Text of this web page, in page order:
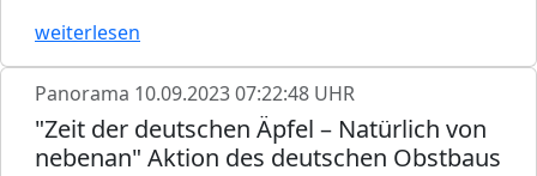
weiterlesen
Panorama 10.09.2023 07:22:48 UHR
"Zeit der deutschen Äpfel – Natürlich von
nebenan" Aktion des deutschen Obstbaus